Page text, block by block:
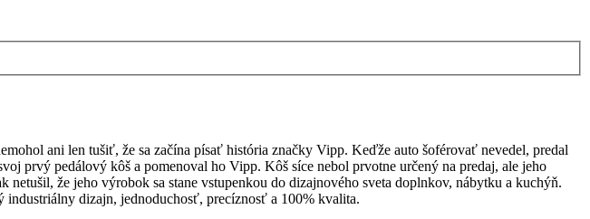
ani len tušiť, že sa začína písať história značky Vipp. Keďže auto šoférovať nevedel, predal
prvý pedálový kôš a pomenoval ho Vipp. Kôš síce nebol prvotne určený na predaj, ale jeho
že jeho výrobok sa stane vstupenkou do dizajnového sveta doplnkov, nábytku a kuchýň.
dizajn, jednoduchosť, precíznosť a 100% kvalita.